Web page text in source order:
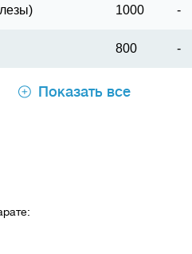
1000 -
800 -
Показать все